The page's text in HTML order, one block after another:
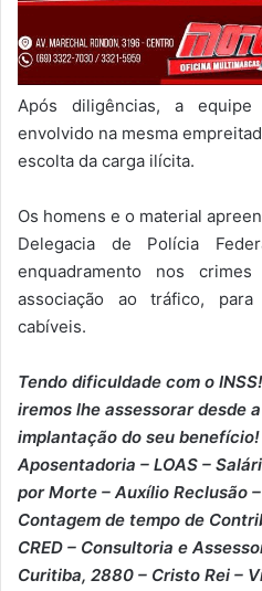
Após diligências, a
envolvido na mesma
escolta da carga ilícita.
Os homens e o material
Delegacia de Polícia
enquadramento nos
associação ao tráfico,
cabíveis.
Tendo dificuldade com o
iremos lhe assessorar desde
implantação do seu benefício!
⁠Aposentadoria – ⁠LOAS –
por Morte – ⁠Auxílio Reclusão
⁠Contagem de tempo de
CRED – Consultoria e
Curitiba, 2880 – Cristo Rei –